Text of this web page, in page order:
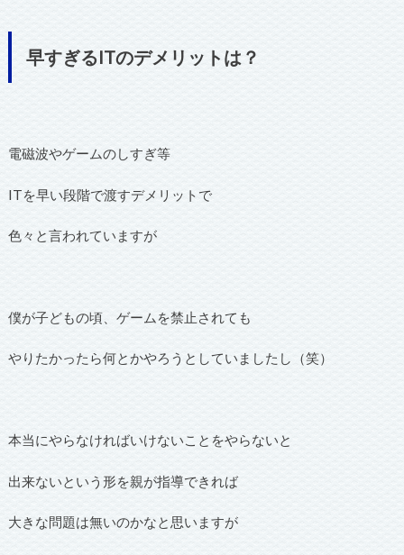
早すぎるITのデメリットは？
電磁波やゲームのしすぎ等
ITを早い段階で渡すデメリットで
色々と言われていますが
僕が子どもの頃、ゲームを禁止されても
やりたかったら何とかやろうとしていましたし（笑）
本当にやらなければいけないことをやらないと
出来ないという形を親が指導できれば
大きな問題は無いのかなと思いますが